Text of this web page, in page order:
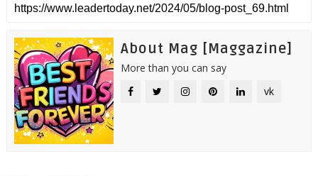
About Mag [Maggazine]
More than you can say
vk